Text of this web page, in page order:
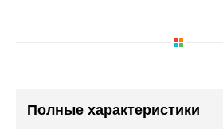
Полные характеристики